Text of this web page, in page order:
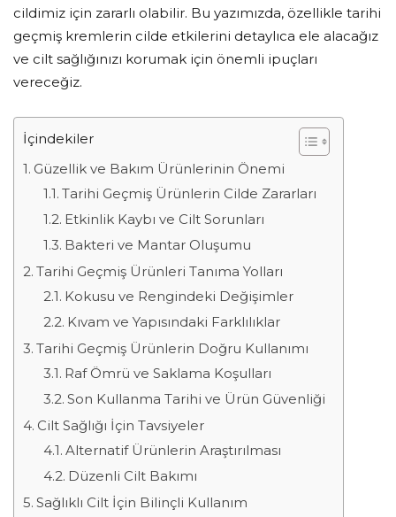
cildimiz için zararlı olabilir. Bu yazımızda, özellikle tarihi
geçmiş kremlerin cilde etkilerini detaylıca ele alacağız
ve cilt sağlığınızı korumak için önemli ipuçları
vereceğiz.
İçindekiler
Güzellik ve Bakım Ürünlerinin Önemi
Tarihi Geçmiş Ürünlerin Cilde Zararları
Etkinlik Kaybı ve Cilt Sorunları
Bakteri ve Mantar Oluşumu
Tarihi Geçmiş Ürünleri Tanıma Yolları
Kokusu ve Rengindeki Değişimler
Kıvam ve Yapısındaki Farklılıklar
Tarihi Geçmiş Ürünlerin Doğru Kullanımı
Raf Ömrü ve Saklama Koşulları
Son Kullanma Tarihi ve Ürün Güvenliği
Cilt Sağlığı İçin Tavsiyeler
Alternatif Ürünlerin Araştırılması
Düzenli Cilt Bakımı
Sağlıklı Cilt İçin Bilinçli Kullanım